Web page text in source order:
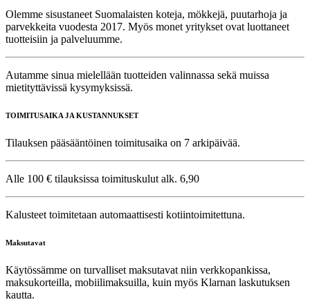
Olemme sisustaneet Suomalaisten koteja, mökkejä, puutarhoja ja
parvekkeita vuodesta 2017. Myös monet yritykset ovat luottaneet
tuotteisiin ja palveluumme.
Autamme sinua mielellään tuotteiden valinnassa sekä muissa
mietityttävissä kysymyksissä.
TOIMITUSAIKA JA KUSTANNUKSET
Tilauksen pääsääntöinen toimitusaika on 7 arkipäivää.
Alle 100 € tilauksissa toimituskulut alk. 6,90
Kalusteet toimitetaan automaattisesti kotiintoimitettuna.
Maksutavat
Käytössämme on turvalliset maksutavat niin verkkopankissa,
maksukorteilla, mobiilimaksuilla, kuin myös Klarnan laskutuksen
kautta.